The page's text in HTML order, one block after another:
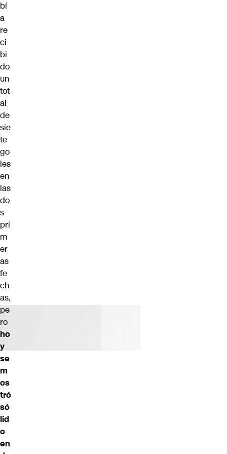
bí
a
re
ci
bi
do
un
tot
al
de
sie
te
go
les
en
las
do
s
pri
m
er
as
fe
ch
as,
pe
ro
ho
y
se
m
os
tró
só
lid
o
en